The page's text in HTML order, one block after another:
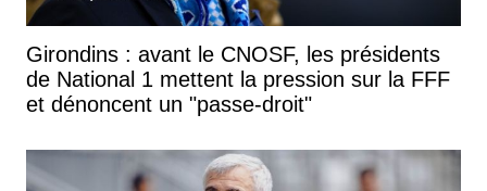
Girondins : avant le CNOSF, les présidents
de National 1 mettent la pression sur la FFF
et dénoncent un "passe-droit"